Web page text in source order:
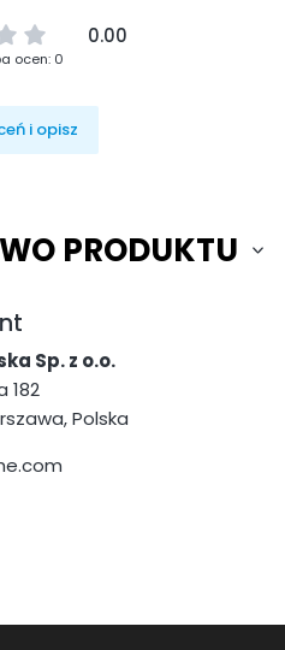
0.00
ocen: 0
i opisz
PRODUKTU
Sp. z o.o.
182
Polska